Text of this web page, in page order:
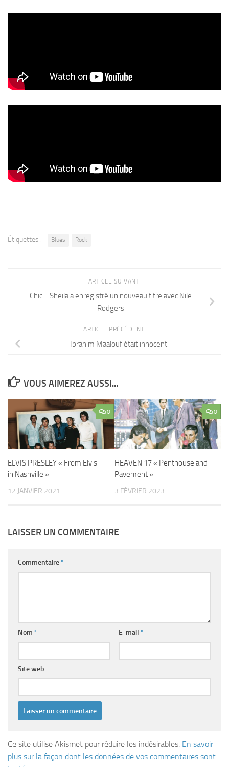
Étiquettes : Blues Rock
ARTICLE SUIVANT
Chic… Sheila a enregistré un nouveau titre avec Nile
Rodgers
ARTICLE PRÉCÉDENT
Ibrahim Maalouf était innocent
VOUS AIMEREZ AUSSI...
0
ELVIS PRESLEY « From Elvis
in Nashville »
12 JANVIER 2021
0
HEAVEN 17 « Penthouse and
Pavement »
3 FÉVRIER 2023
LAISSER UN COMMENTAIRE
Commentaire*
Nom * E-mail *
Site web
Ce site utilise Akismet pour réduire les indésirables. En savoir
plus sur la façon dont les données de vos commentaires sont